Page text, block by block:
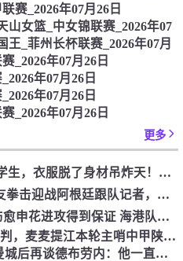
赛_2026年07月26日
山女篮_中女锦联赛_2026年07
_菲州长杯联赛_2026年07月
_2026年07月26日
年07月26日
年07月26日
_2026年07月26日
更多
【足球】李刚仁看着像中学生，衣服脱了身材吊炸天！怪不得对抗上
[有道理嘛?]逆天！C罗好友拳击迎战阿根廷跟队记者，C罗好友
[球迷报道]沪媒：阿苏埃伤愈申花进攻得到保证 海港队基本没有
[有趣体育]曾在中超出现错判，麦麦提江本轮主哨中甲陕西联合v
【体育视频】安德森加盟曼城后再谈德布劳内：他一直是我非常仰慕